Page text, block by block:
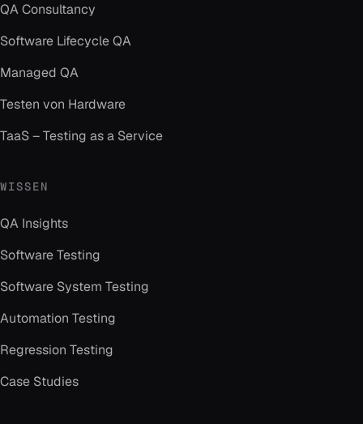
QA Consultancy
Software Lifecycle QA
Managed QA
Testen von Hardware
TaaS – Testing as a Service
WISSEN
QA Insights
Software Testing
Software System Testing
Automation Testing
Regression Testing
Case Studies